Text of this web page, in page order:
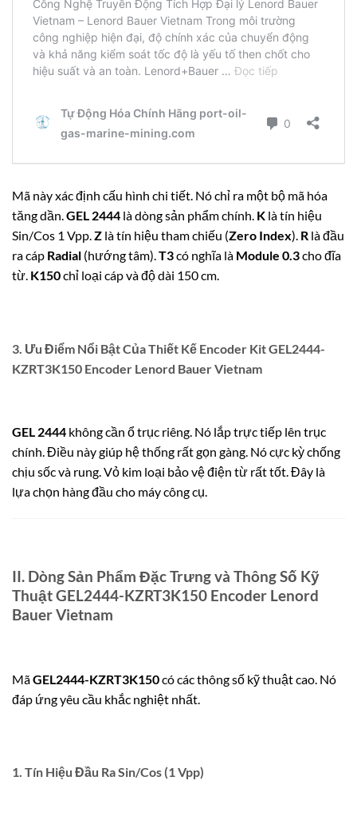
Mã này xác định cấu hình chi tiết. Nó chỉ ra một bộ mã hóa
tăng dần.GEL 2444 là dòng sản phẩm chính. K là tín hiệu
Sin/Cos 1 Vpp.Z là tín hiệu tham chiếu (Zero Index). R là đầu
ra cáp Radial (hướng tâm).T3có nghĩa là Module 0.3cho đĩa
từ. K150chỉ loại cáp và độ dài 150cm.
3. Ưu Điểm Nổi Bật Của Thiết Kế Encoder Kit GEL2444-
KZRT3K150 Encoder Lenord Bauer Vietnam
GEL 2444 không cần ổ trục riêng. Nó lắp trực tiếp lên trục
chính. Điều này giúp hệ thống rất gọn gàng. Nó cực kỳ chống
chịu sốc và rung. Vỏ kim loại bảo vệ điện từ rất tốt. Đây là
lựa chọn hàng đầu cho máy công cụ.
II. Dòng Sản Phẩm Đặc Trưng và Thông Số Kỹ
Thuật GEL2444-KZRT3K150 Encoder Lenord
Bauer Vietnam
MãGEL2444-KZRT3K150có các thông số kỹ thuật cao. Nó
đáp ứng yêu cầu khắc nghiệt nhất.
1. Tín Hiệu Đầu Ra Sin/Cos (1 Vpp)